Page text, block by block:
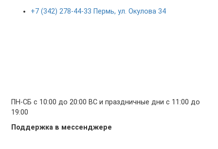
+7 (342) 278-44-33 Пермь, ул. Окулова 34
ПН-СБ с 10:00 до 20:00 ВС и праздничные дни с 11:00 до
19:00
Поддержка в мессенджере